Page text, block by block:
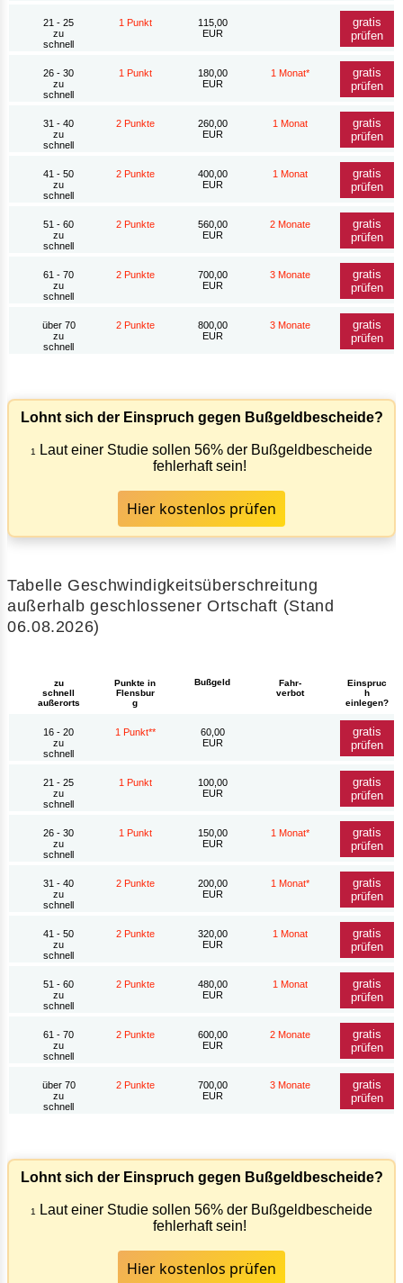
21 - 25
zu
schnell
1 Punkt
115,00
EUR
gratis
prüfen
26 - 30
zu
schnell
1 Punkt
180,00
EUR
1 Monat*
gratis
prüfen
31 - 40
zu
schnell
2 Punkte
260,00
EUR
1 Monat
gratis
prüfen
41 - 50
zu
schnell
2 Punkte
400,00
EUR
1 Monat
gratis
prüfen
51 - 60
zu
schnell
2 Punkte
560,00
EUR
2 Monate
gratis
prüfen
61 - 70
zu
schnell
2 Punkte
700,00
EUR
3 Monate
gratis
prüfen
über 70
zu
schnell
2 Punkte
800,00
EUR
3 Monate
gratis
prüfen
Lohnt sich der Einspruch gegen Bußgeldbescheide?
1
Laut einer Studie sollen 56% der Bußgeldbescheide
fehlerhaft sein!
Hier kostenlos prüfen
Tabelle Geschwindigkeitsüberschreitung
außerhalb geschlossener Ortschaft (Stand
06.08.2026)
zu
schnell
außerorts
Punkte in
Flensbur
g
Bußgeld
Fahr-
verbot
Einspruc
h
einlegen?
16 - 20
zu
schnell
1 Punkt**
60,00
EUR
gratis
prüfen
21 - 25
zu
schnell
1 Punkt
100,00
EUR
gratis
prüfen
26 - 30
zu
schnell
1 Punkt
150,00
EUR
1 Monat*
gratis
prüfen
31 - 40
zu
schnell
2 Punkte
200,00
EUR
1 Monat*
gratis
prüfen
41 - 50
zu
schnell
2 Punkte
320,00
EUR
1 Monat
gratis
prüfen
51 - 60
zu
schnell
2 Punkte
480,00
EUR
1 Monat
gratis
prüfen
61 - 70
zu
schnell
2 Punkte
600,00
EUR
2 Monate
gratis
prüfen
über 70
zu
schnell
2 Punkte
700,00
EUR
3 Monate
gratis
prüfen
Lohnt sich der Einspruch gegen Bußgeldbescheide?
1
Laut einer Studie sollen 56% der Bußgeldbescheide
fehlerhaft sein!
Hier kostenlos prüfen